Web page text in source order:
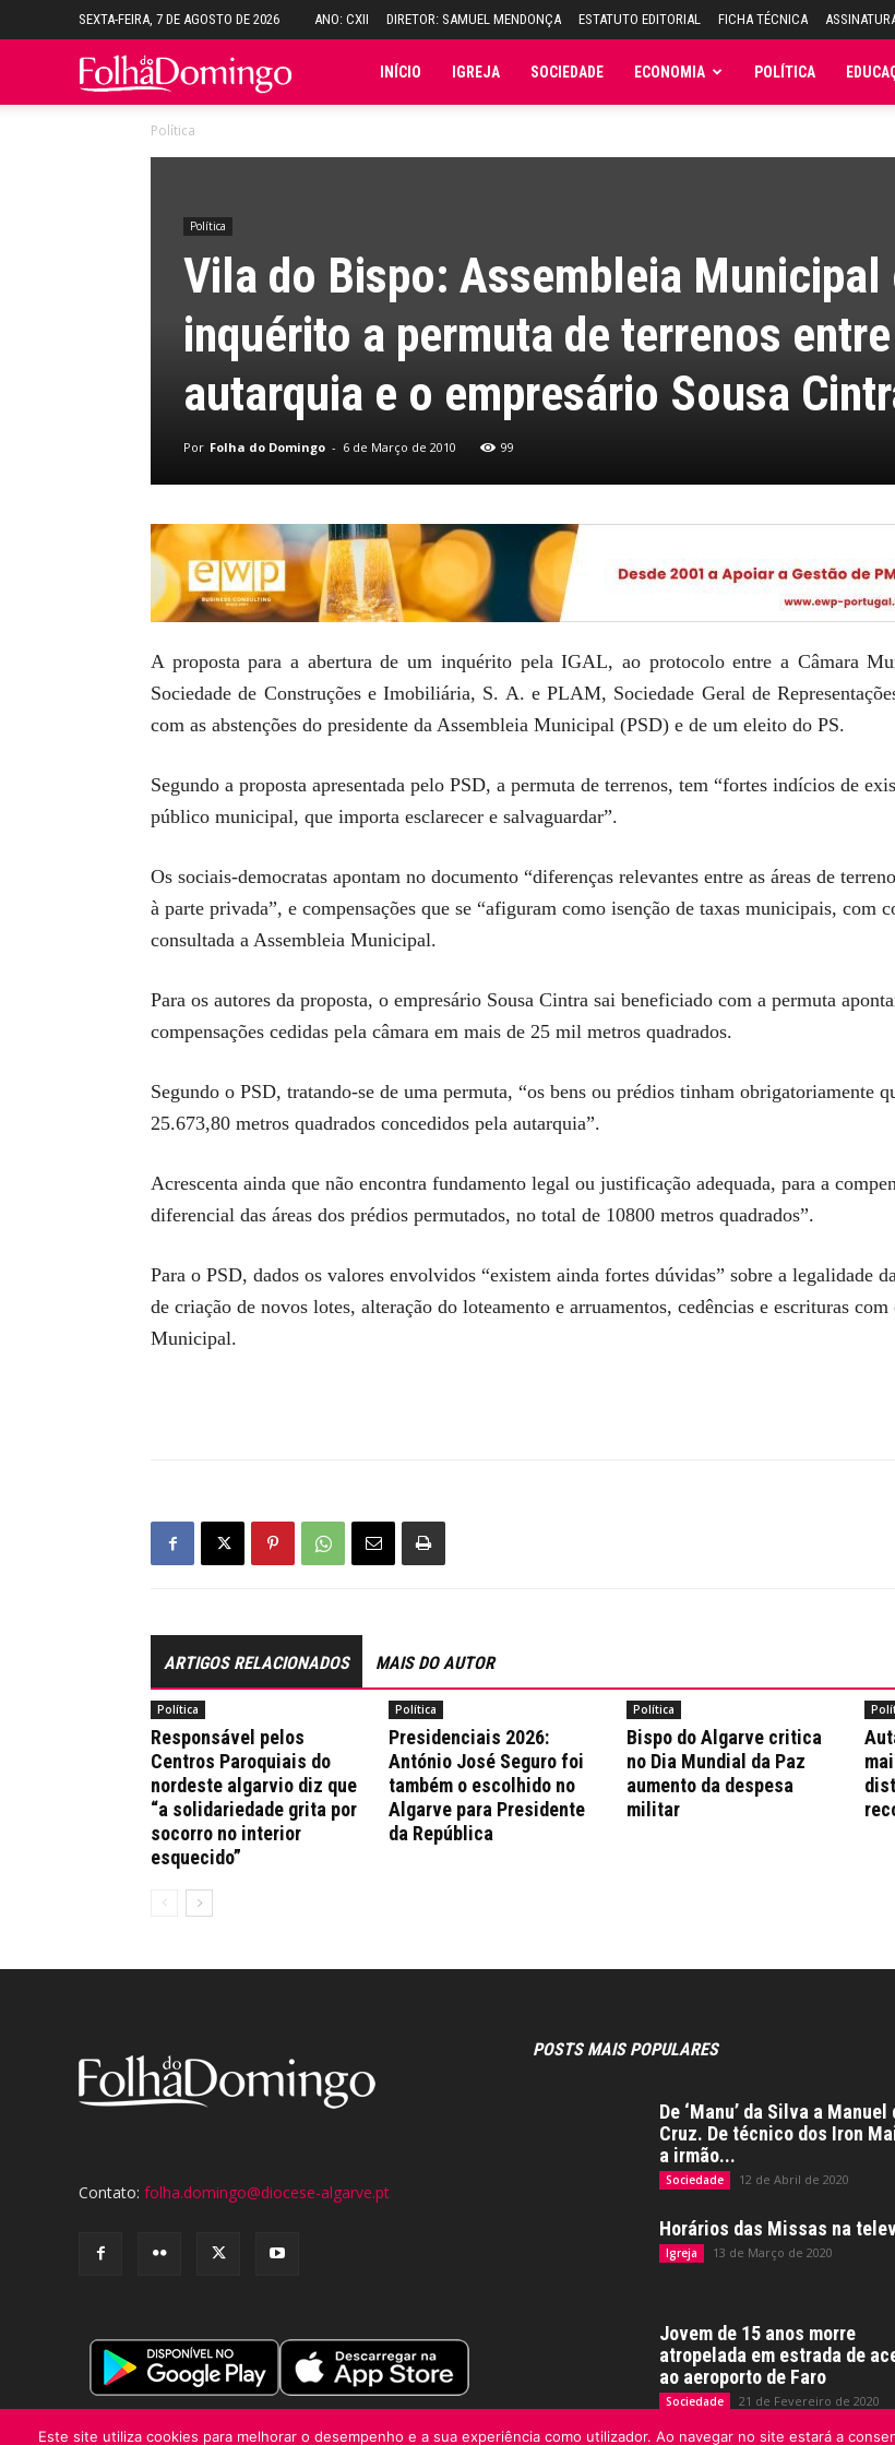
SEXTA-FEIRA, 7 DE AGOSTO DE 2026 ANO: CXII DIRETOR: SAMUEL MENDONÇA ESTATUTO EDITORIAL FICHA TÉCNICA
Folha INÍCIO IGREJA SOCIEDADE ECONOMIA POLÍTICA
Política
Política
Vila do Bispo: Assembleia Municipal
inquérito a permuta de terrenos entre
autarquia e o empresário Sousa
Por Folha do Domingo - 6 de Março de 2010 99
A proposta para a abertura de um inquérito pela IGAL, ao protocolo entre a Câmara
Sociedade de Construções e Imobiliária, S. A. e PLAM, Sociedade Geral de
com as abstenções do presidente da Assembleia Municipal (PSD) e de um eleito do PS.
Segundo a proposta apresentada pelo PSD, a permuta de terrenos, tem “fortes indícios de
público municipal, que importa esclarecer e salvaguardar”.
Os sociais-democratas apontam no documento “diferenças relevantes entre as áreas de
à parte privada”, e compensações que se “afiguram como isenção de taxas municipais, com
consultada a Assembleia Municipal.
Para os autores da proposta, o empresário Sousa Cintra sai beneficiado com a permuta
compensações cedidas pela câmara em mais de 25 mil metros quadrados.
Segundo o PSD, tratando-se de uma permuta, “os bens ou prédios tinham obrigatoriamente
25.673,80 metros quadrados concedidos pela autarquia”.
Acrescenta ainda que não encontra fundamento legal ou justificação adequada, para a
diferencial das áreas dos prédios permutados, no total de 10800 metros quadrados”.
Para o PSD, dados os valores envolvidos “existem ainda fortes dúvidas” sobre a legalidade
de criação de novos lotes, alteração do loteamento e arruamentos, cedências e escrituras
Municipal.
ARTIGOS RELACIONADOS MAIS DO AUTOR
Política
Responsável pelos
Centros Paroquiais do
nordeste algarvio diz que
“a solidariedade grita por
socorro no interior
esquecido”
Política
Presidenciais 2026:
António José Seguro foi
também o escolhido no
Algarve para Presidente
da República
Política
Bispo do Algarve critica
no Dia Mundial da Paz
aumento da despesa
militar
Contato: folha.domingo@diocese-algarve.pt
POSTS MAIS POPULARES
De ‘Manu’ da Silva a Manuel
Cruz. De técnico dos Iron
a irmão...
Sociedade 12 de Abril de 2020
Horários das Missas na
Igreja 13 de Março de 2020
Jovem de 15 anos morre
atropelada em estrada de
ao aeroporto de Faro
Sociedade 21 de Fevereiro de 2020
Este site utiliza cookies para melhorar o desempenho e a sua experiência como utilizador. Ao navegar no site estará a